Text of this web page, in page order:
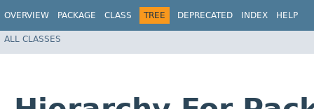
OVERVIEW PACKAGE CLASS TREE DEPRECATED INDEX HELP
ALL CLASSES